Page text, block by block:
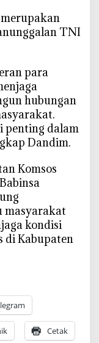
TNI
para
hubungan
penting dalam
Dandim.
Komsos
masyarakat
kondisi
di Kabupaten
Cetak